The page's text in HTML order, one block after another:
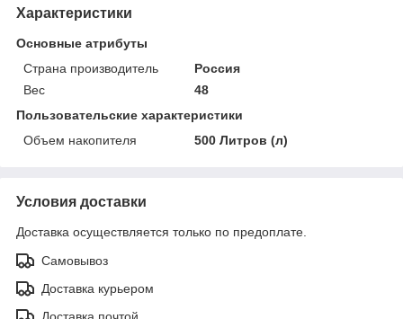
Характеристики
Основные атрибуты
Страна производитель
Россия
Вес
48
Пользовательские характеристики
Объем накопителя
500 Литров (л)
Условия доставки
Доставка осуществляется только по предоплате.
Самовывоз
Доставка курьером
Доставка почтой